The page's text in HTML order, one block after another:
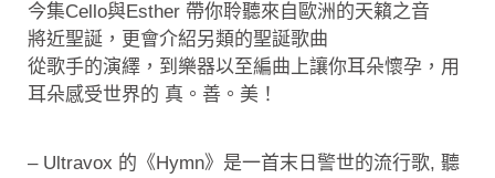
今集Cello與Esther 帶你聆聽來自歐洲的天籟之音
將近聖誕，更會介紹另類的聖誕歌曲
從歌手的演繹，到樂器以至編曲上讓你耳朵懷孕，用
耳朵感受世界的 真。善。美！
– Ultravox 的《Hymn》是一首末日警世的流行歌, 聽